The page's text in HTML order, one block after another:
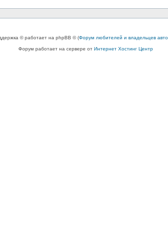
© работает на phpBB © (Форум любителей и владельцев
Форум работает на сервере от Интернет Хостинг Центр